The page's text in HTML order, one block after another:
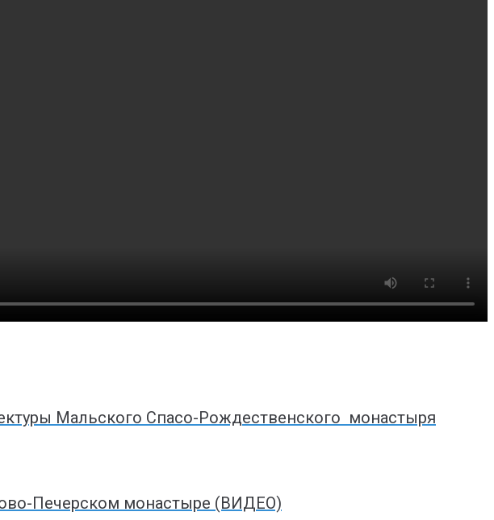
Мальского Спасо-Рождественского монастыря
Печерском монастыре (ВИДЕО)